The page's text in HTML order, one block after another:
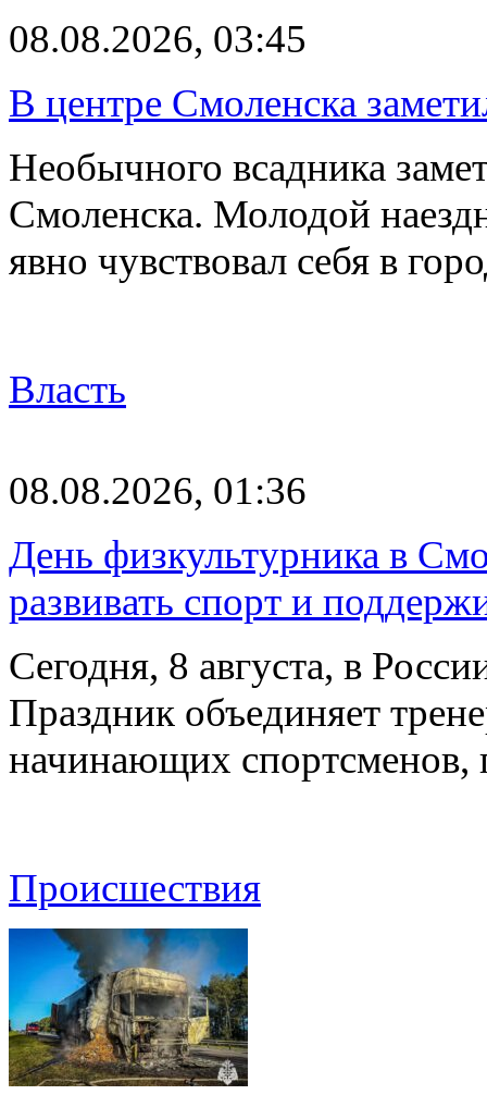
08.08.2026, 03:45
В центре Смоленска
Необычного всадника
Смоленска. Молодой
явно чувствовал себя в
Власть
08.08.2026, 01:36
День физкультурника в
развивать спорт и
Сегодня, 8 августа, в
Праздник объединяет
начинающих
Происшествия